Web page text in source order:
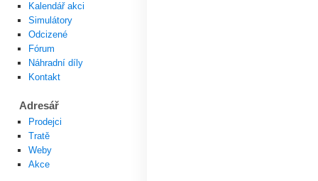
Kalendář akci
Simulátory
Odcizené
Fórum
Náhradní díly
Kontakt
Adresář
Prodejci
Tratě
Weby
Akce